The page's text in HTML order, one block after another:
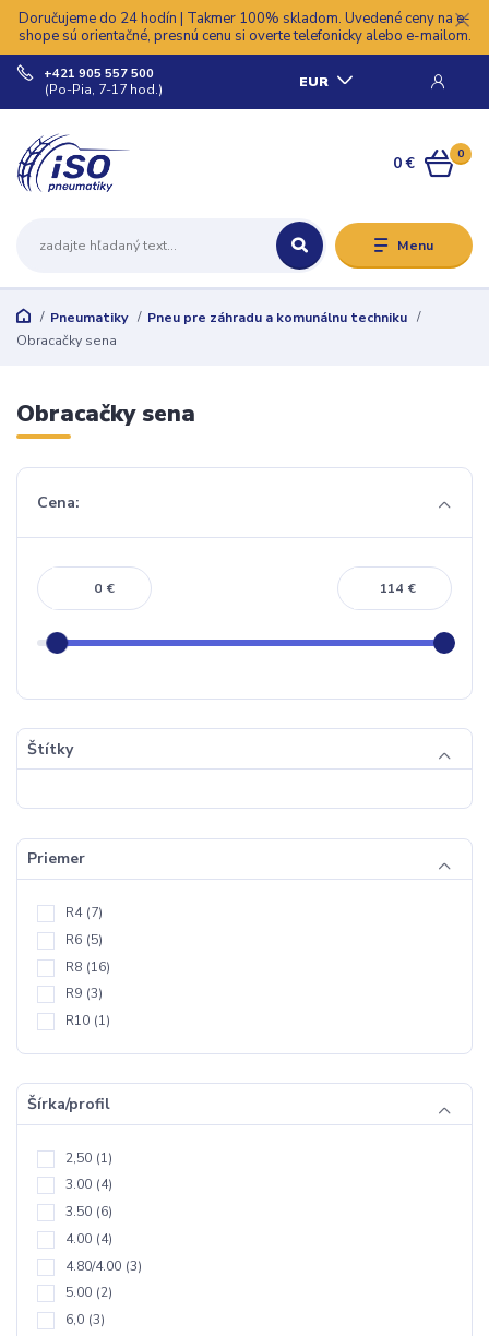
Doručujeme do 24 hodín | Takmer 100% skladom. Uvedené ceny na e-
shope sú orientačné, presnú cenu si overte telefonicky alebo e-mailom.
Menu
EUR
+421 905 557 500
(Po-Pia, 7-17 hod.)
0
0 €
Pneumatiky
Pneu pre záhradu a komunálnu techniku
Obracačky sena
Obracačky sena
Cena:
€ €
Štítky
Priemer
R4 (7)
R6 (5)
R8 (16)
R9 (3)
R10 (1)
Šírka/profil
2,50 (1)
3.00 (4)
3.50 (6)
4.00 (4)
4.80/4.00 (3)
5.00 (2)
6,0 (3)